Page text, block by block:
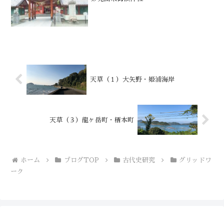
天草（１）大矢野・姫浦海岸
天草（３）龍ヶ岳町・栖本町
ホーム ブログTOP 古代史研究
グリッドワ
ーク